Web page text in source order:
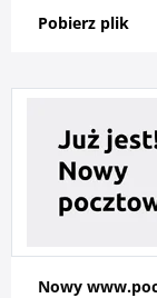
Pobierz plik
Nowy